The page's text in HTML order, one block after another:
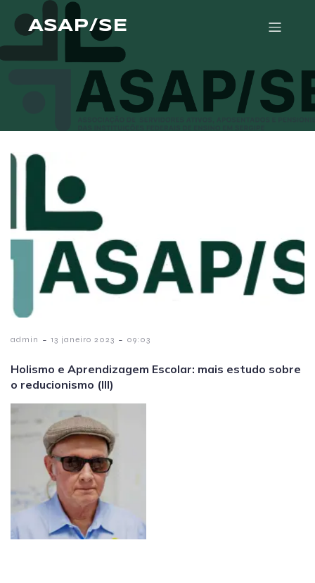
ASAP/SE
admin - 13 janeiro 2023 - 09:03
Holismo e Aprendizagem Escolar: mais estudo sobre
o reducionismo (III)